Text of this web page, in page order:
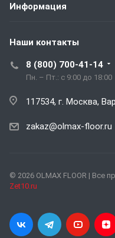
Информация
Наши контакты
8 (800) 700-41-14
Пн. – Пт.: с 9:00 до 18:00
117534, г. Москва,
zakaz@olmax-floor.ru
© 2026 OLMAX FLOOR | Все
Zet10.ru